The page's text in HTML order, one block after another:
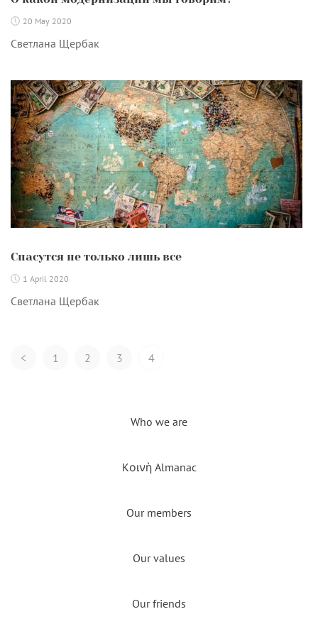
20 May 2020
Светлана Щербак
Спасутся не только лишь все
1 April 2020
Светлана Щербак
Posts
< 1 2 3 4
Who we are
Kοινὴ Almanac
Our members
Our values
Our friends